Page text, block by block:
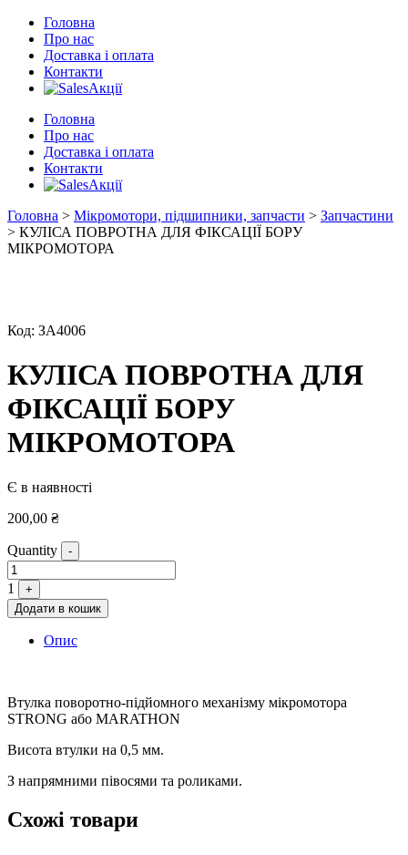
Головна
Про нас
Доставка і оплата
Контакти
Акції
Головна
Про нас
Доставка і оплата
Контакти
Акції
Головна > Мікромотори, підшипники, запчасти > Запчастини
> КУЛІСА ПОВРОТНА ДЛЯ ФІКСАЦІЇ БОРУ
МІКРОМОТОРА
Код: ЗА4006
КУЛІСА ПОВРОТНА ДЛЯ
ФІКСАЦІЇ БОРУ
МІКРОМОТОРА
Є в наявності
200,00 ₴
Quantity -
1
+
Додати в кошик
Опис
Втулка поворотно-підйомного механізму мікромотора
STRONG або MARATHON
Висота втулки на 0,5 мм.
З напрямними півосями та роликами.
Схожі товари